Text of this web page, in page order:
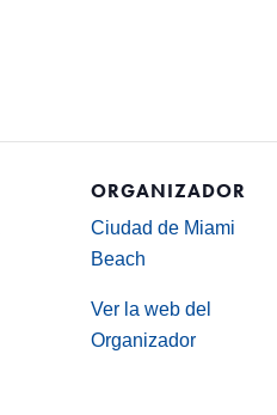
ORGANIZADOR
Ciudad de Miami
Beach
Ver la web del
Organizador